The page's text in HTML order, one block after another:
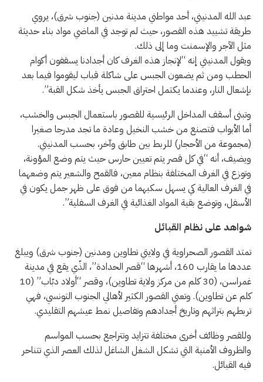
عبد الله المدنيني، أحد مواطني مدينة مدنين (جنوب شرق)، يروي
طريقة تشييد هذه القصور، حيث لم توجد في الماضي مواد بناء حديثة
مثل الآجر والإسمنت وما إلى ذلك.
ويقول المدنيني إنه “لإنجاز هذه الغرف كان أجدادنا يسقفون أكوام
الحطب ومن ثم يضعون الجبس على شاكلة قباب ليقوموا فيما بعد
بإشعال النار، وعندما يكتمل احتراق الجبس يأخذ شكل القبة”.
وتبنى أسقف المداخل الرئيسية للقصور باستعمال الجبس والخشب،
أما الأبواب فتصنع من خشب النخيل وعادة ما تجد مدرجا صغيرا
(مجموعة من الأحجار) للربط بين طابق وآخر، بحسب المدنيني.
ويضيف، أنه “في كل قصر يتم تعيين حارس حيث يتم وضع المؤونة،
وتوزع في الغرف المختلفة بنظام معين، فالقمح والشعير يتم وضعهما
في الغرف العالية كي يسهل سكبهما من فوق على ظهر جمل يكون في
الأسفل، وتوضع بقية المواد الغذائية في الغرف السفلية”.
شواهد على نظام القبائل
تمتد القصور الصحراوية في ولايتي تطاوين ومدنين (جنوب شرق) ويبلغ
عددها ما يقارب 160، أشهرها “قصر الحدادة”، الذّي يقع في مدينة
غمراسن، (30 كلم من مركز ولاية تطاوين)، وقصر “أولاد دبّاب” (10
كلم عن تطاوين). وتعني القصور الكثير لأهالي الجنوب التونسي، فهي
تربطهم بتراثهم وتاريخ أجدادهم وتفاصيل نمط عيشهم التقليدي.
وللقصر وظائف أخرى مختلفة تتزايد وتتراجع بحسب المواسم
والظروف الأمنية التي تشكل الشغل الشاغل لذلك العصر الذي تتناحر
فيه القبائل.